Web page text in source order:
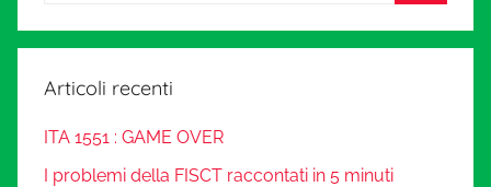
Articoli recenti
ITA 1551 : GAME OVER
I problemi della FISCT raccontati in 5 minuti